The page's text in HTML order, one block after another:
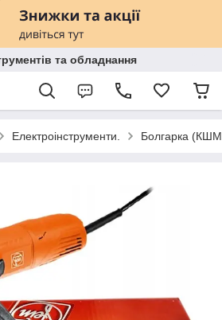
та обладнання
Електроінструменти. Болгарка